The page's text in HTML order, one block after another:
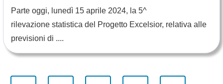
Parte oggi, lunedì 15 aprile 2024, la 5^
rilevazione statistica del Progetto Excelsior, relativa alle
previsioni di ....